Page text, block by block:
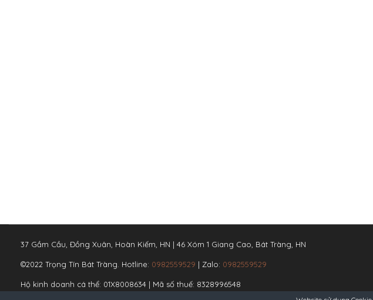
37 Gầm Cầu, Đồng Xuân, Hoàn Kiếm, HN | 46 Xóm 1 Giang Cao, Bát Tràng, HN
©2022 Trọng Tín Bát Tràng. Hotline: 0982559529 | Zalo: 0982559529
Hộ kinh doanh cá thể: 01X8008634 | Mã số thuế: 8328996548